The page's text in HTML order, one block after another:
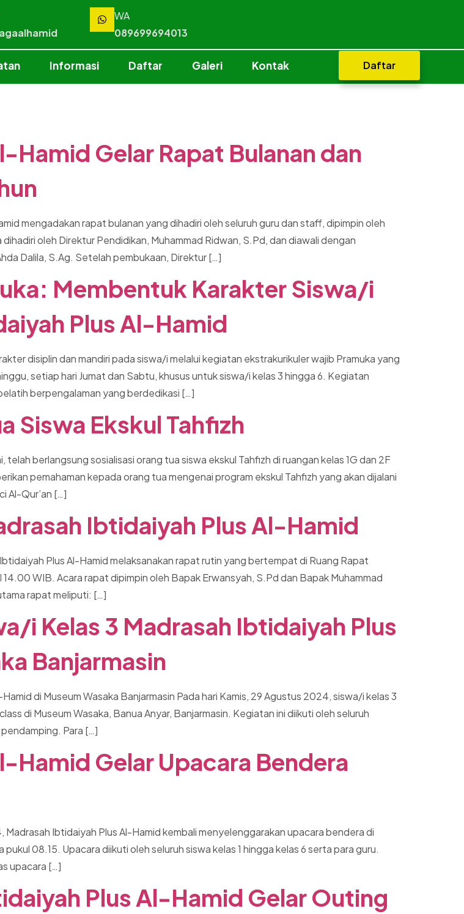
WA
089699694013
Informasi Daftar Galeri Kontak Daftar
Hamid Gelar Rapat Bulanan dan
mengadakan rapat bulanan yang dihadiri oleh seluruh guru dan staff, dipimpin oleh
oleh Direktur Pendidikan, Muhammad Ridwan, S.Pd, dan diawali dengan
Dalila, S.Ag. Setelah pembukaan, Direktur […]
Membentuk Karakter Siswa/i
Plus Al-Hamid
disiplin dan mandiri pada siswa/i melalui kegiatan ekstrakurikuler wajib Pramuka yang
setiap hari Jumat dan Sabtu, khusus untuk siswa/i kelas 3 hingga 6. Kegiatan
berpengalaman yang berdedikasi […]
Siswa Ekskul Tahfizh
berlangsung sosialisasi orang tua siswa ekskul Tahfizh di ruangan kelas 1G dan 2F
pemahaman kepada orang tua mengenai program ekskul Tahfizh yang akan dijalani
Al-Qur’an […]
Ibtidaiyah Plus Al-Hamid
Plus Al-Hamid melaksanakan rapat rutin yang bertempat di Ruang Rapat
WIB. Acara rapat dipimpin oleh Bapak Erwansyah, S.Pd dan Bapak Muhammad
rapat meliputi: […]
i Kelas 3 Madrasah Ibtidaiyah Plus
Banjarmasin
di Museum Wasaka Banjarmasin Pada hari Kamis, 29 Agustus 2024, siswa/i kelas 3
di Museum Wasaka, Banua Anyar, Banjarmasin. Kegiatan ini diikuti oleh seluruh
Para […]
Hamid Gelar Upacara Bendera
Ibtidaiyah Plus Al-Hamid kembali menyelenggarakan upacara bendera di
08.15. Upacara diikuti oleh seluruh siswa kelas 1 hingga kelas 6 serta para guru.
upacara […]
Plus Al-Hamid Gelar Outing